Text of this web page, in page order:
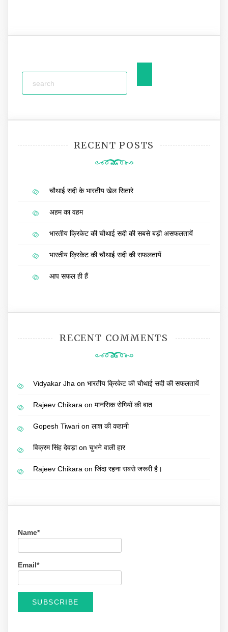
RECENT POSTS
चौथाई सदी के भारतीय खेल सितारे
अहम का वहम
भारतीय क्रिकेट की चौथाई सदी की सबसे बड़ी असफलतायें
भारतीय क्रिकेट की चौथाई सदी की सफलतायें
आप सफल ही हैं
RECENT COMMENTS
Vidyakar Jha on भारतीय क्रिकेट की चौथाई सदी की सफलतायें
Rajeev Chikara on मानसिक रोगियों की बात
Gopesh Tiwari on लाश की कहानी
विक्रम सिंह देवड़ाon चुभने वाली हार
Rajeev Chikara on जिंदा रहना सबसे जरूरी है।
Name*
Email*